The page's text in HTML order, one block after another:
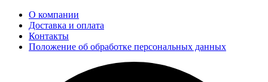
О компании
Доставка и оплата
Контакты
Положение об обработке персональных данных